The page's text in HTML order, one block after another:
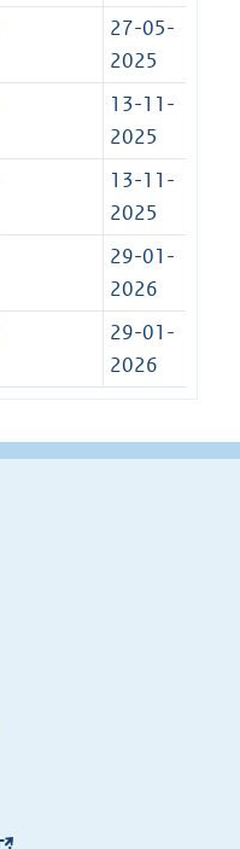
27-05-
2025
13-11-
2025
13-11-
2025
29-01-
2026
29-01-
2026